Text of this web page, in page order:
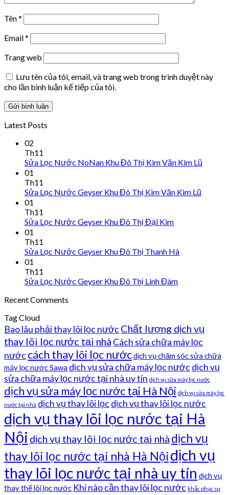
Tên*
Email*
Trang web
Lưu tên của tôi, email, và trang web trong trình duyệt này
cho lần bình luận kế tiếp của tôi.
Latest Posts
02
Th11
Sửa Lọc Nước NoNan Khu Đô Thị Kim Văn Kim Lũ
01
Th11
Sửa Lọc Nước Geyser Khu Đô Thị Kim Văn Kim Lũ
01
Th11
Sửa Lọc Nước Geyser Khu Đô Thị Đại Kim
01
Th11
Sửa Lọc Nước Geyser Khu Đô Thị Thanh Hà
01
Th11
Sửa Lọc Nước Geyser Khu Đô Thị Linh Đàm
Recent Comments
Tag Cloud
Bao lâu phải thay lõi lọc nước Chất lượng dịch vụ
thay lõi lọc nước tại nhà Cách sửa chữa máy lọc
nước cách thay lõi lọc nướcdịch vụ chăm sóc sửa chữa
máy lọc nước Sawa dịch vụ sửa chữa máy lọc nước dịch vụ
sửa chữa máy lọc nước tại nhà uy tín dịch vụ sửa máy lọc nước
dịch vụ sửa máy lọc nước tại Hà Nội dịch vụ sửa máy lọc
nước tại nhà dịch vụ thay lõi lọc dịch vụ thay lõi lọc nước
dịch vụ thay lõi lọc nước tại Hà
Nội dịch vụ thay lõi lọc nước tại nhà dịch vụ
thay lõi lọc nước tại nhà Hà Nộidịch vụ
thay lõi lọc nước tại nhà uy tín dịch vụ
thay thế lõi lọc nước Khi nào cần thay lõi lọc nước khắc phục sự